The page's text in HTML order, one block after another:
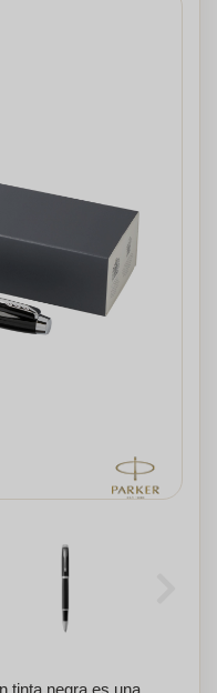
tinta negra es una